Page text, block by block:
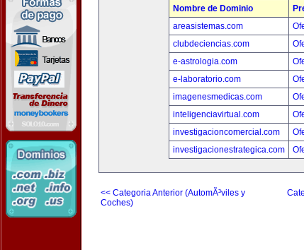
Nombre de Dominio
areasistemas.com
clubdeciencias.com
e-astrologia.com
e-laboratorio.com
imagenesmedicas.com
inteligenciavirtual.com
investigacioncomercial.com
investigacionestrategica.com
<< Categoria Anterior (AutomÃ³viles y
Coches)